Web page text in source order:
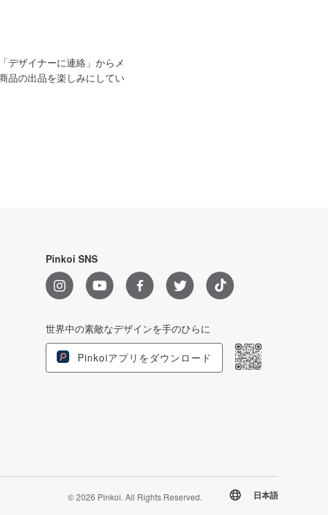
デザイナーに連絡」からメ
品の出品を楽しみにしてい
Pinkoi SNS
世界中の素敵なデザインを手のひらに
Pinkoiアプリをダウンロード
© 2026 Pinkoi. All Rights Reserved. 日本語